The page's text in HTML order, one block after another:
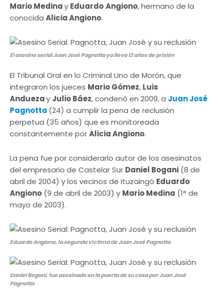
Mario Medinay EduardoAngiono, hermano de la
conocida Alicia Angiono.
El asesino serial Juan José Pagnotta ya lleva 12 años de prisión
El Tribunal Oral en lo Criminal Uno de Morón, que
integraron los jueces Mario Gómez, Luis
Anduezay Julio Báez, condenó en 2009, a Juan José
Pagnotta (24) a cumplir la pena de reclusión
perpetua (35 años) que es monitoreada
constantemente porAlicia Angiono.
La pena fue por considerarlo autor de los asesinatos
del empresario de Castelar Sur Daniel Bogani (8 de
abril de 2004) y los vecinos de Ituzaingó Eduardo
Angiono (9 de abril de 2003) y Mario Medina (1° de
mayo de 2003).
Eduardo Angiono, la segunda víctima de Juan José Pagnotta
Daniel Bogani, fue asesinado en la puerta de su casa por Juan José
Pagnotta